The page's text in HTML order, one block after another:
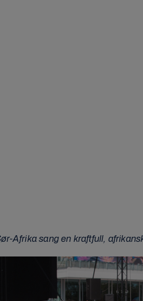
Afrika sang en kraftfull,